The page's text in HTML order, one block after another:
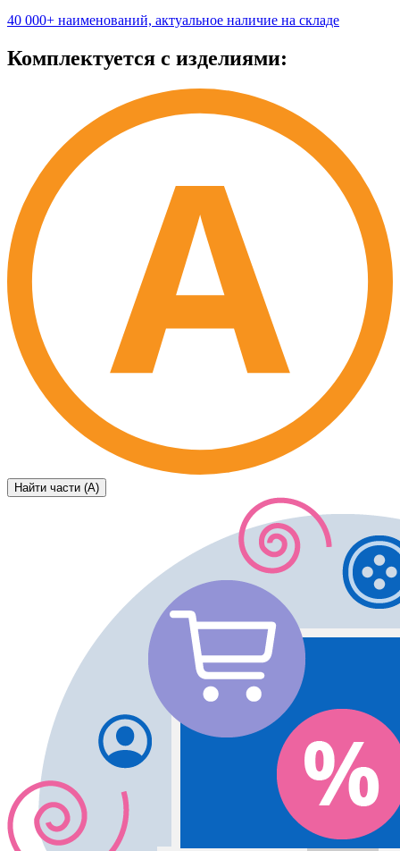
40 000+ наименований, актуальное наличие на складе
Комплектуется с изделиями:
Найти части (А)